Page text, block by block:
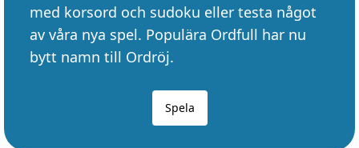
med korsord och sudoku eller testa något
av våra nya spel. Populära Ordfull har nu
bytt namn till Ordröj.
Spela